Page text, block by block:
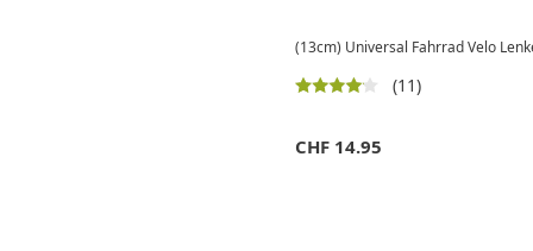
(13cm) Universal Fahrrad Velo
(11)
CHF 14.95